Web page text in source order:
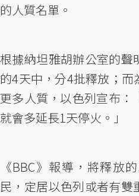
的人質名單。
根據納坦雅胡辦公室的聲
的4天中，分4批釋放；
更多人質，以色列宣布：
就會多延長1天停火。」
《BBC》報導，將釋放
民，定居以色列或者有